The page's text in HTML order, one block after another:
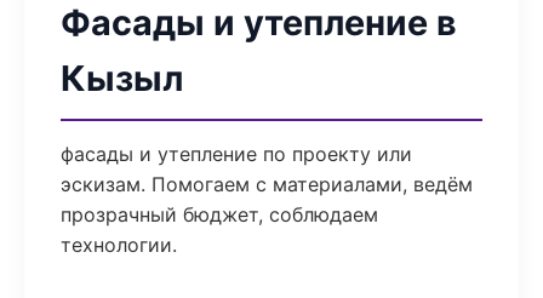
Фасады и утепление в
Кызыл
фасады и утепление по проекту или
эскизам. Помогаем с материалами, ведём
прозрачный бюджет, соблюдаем
технологии.